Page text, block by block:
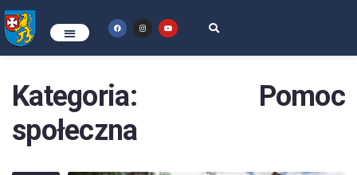
Kategoria: Pomoc
społeczna